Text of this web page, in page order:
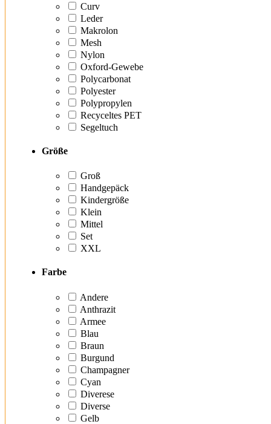
Curv
Leder
Makrolon
Mesh
Nylon
Oxford-Gewebe
Polycarbonat
Polyester
Polypropylen
Recyceltes PET
Segeltuch
Größe
Groß
Handgepäck
Kindergröße
Klein
Mittel
Set
XXL
Farbe
Andere
Anthrazit
Armee
Blau
Braun
Burgund
Champagner
Cyan
Diverese
Diverse
Gelb